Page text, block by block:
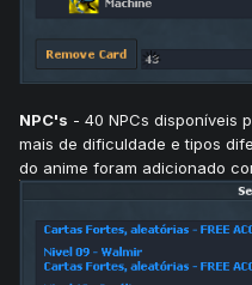
NPC's - 40 NPCs disponíveis
mais de dificuldade e tipos
do anime foram adicionado